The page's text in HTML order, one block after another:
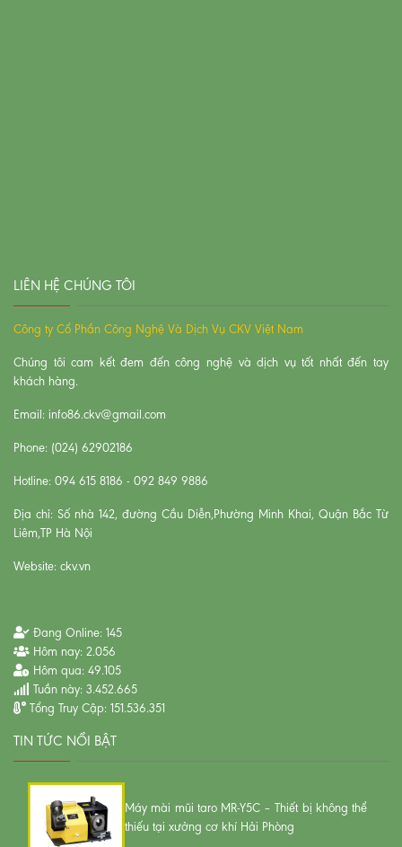
LIÊN HỆ CHÚNG TÔI
Công ty Cổ Phần Công Nghệ Và Dịch Vụ CKV Việt Nam
Chúng tôi cam kết đem đến công nghệ và dịch vụ tốt nhất đến tay
khách hàng.
Email: info86.ckv@gmail.com
Phone: (024) 62902186
Hotline: 094 615 8186 - 092 849 9886
Địa chỉ: Số nhà 142, đường Cầu Diễn,Phường Minh Khai, Quận Bắc Từ
Liêm,TP Hà Nội
Website: ckv.vn
Đang Online: 145
Hôm nay: 2.056
Hôm qua: 49.105
Tuần này: 3.452.665
Tổng Truy Cập: 151.536.351
TIN TỨC NỔI BẬT
Máy mài mũi taro MR-Y5C – Thiết bị không thể
thiếu tại xưởng cơ khí Hải Phòng